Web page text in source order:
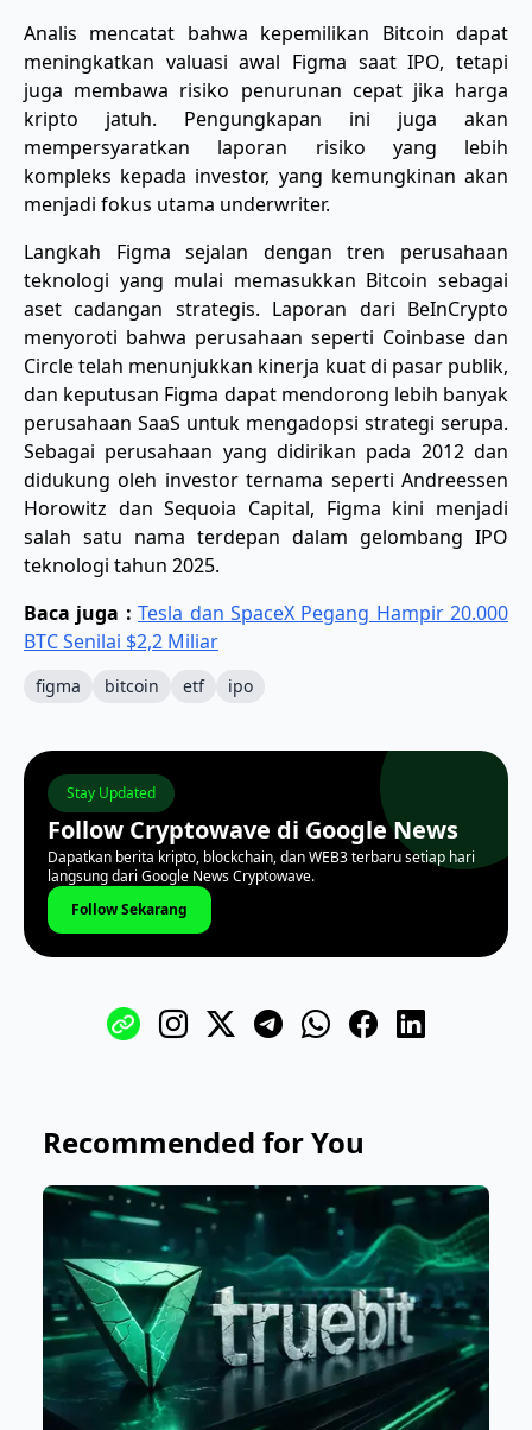
Analis mencatat bahwa kepemilikan Bitcoin dapat
meningkatkan valuasi awal Figma saat IPO, tetapi
juga membawa risiko penurunan cepat jika harga
kripto jatuh. Pengungkapan ini juga akan
mempersyaratkan laporan risiko yang lebih
kompleks kepada investor, yang kemungkinan akan
menjadi fokus utama underwriter.
Langkah Figma sejalan dengan tren perusahaan
teknologi yang mulai memasukkan Bitcoin sebagai
aset cadangan strategis. Laporan dari BeInCrypto
menyoroti bahwa perusahaan seperti Coinbase dan
Circle telah menunjukkan kinerja kuat di pasar publik,
dan keputusan Figma dapat mendorong lebih banyak
perusahaan SaaS untuk mengadopsi strategi serupa.
Sebagai perusahaan yang didirikan pada 2012 dan
didukung oleh investor ternama seperti Andreessen
Horowitz dan Sequoia Capital, Figma kini menjadi
salah satu nama terdepan dalam gelombang IPO
teknologi tahun 2025.
Baca juga :Tesla dan SpaceX Pegang Hampir 20.000
BTC Senilai $2,2 Miliar
figma bitcoin etf ipo
Stay Updated
Follow Cryptowave di Google News
Dapatkan berita kripto, blockchain, dan WEB3 terbaru setiap hari
langsung dari Google News Cryptowave.
Follow Sekarang
Recommended for You